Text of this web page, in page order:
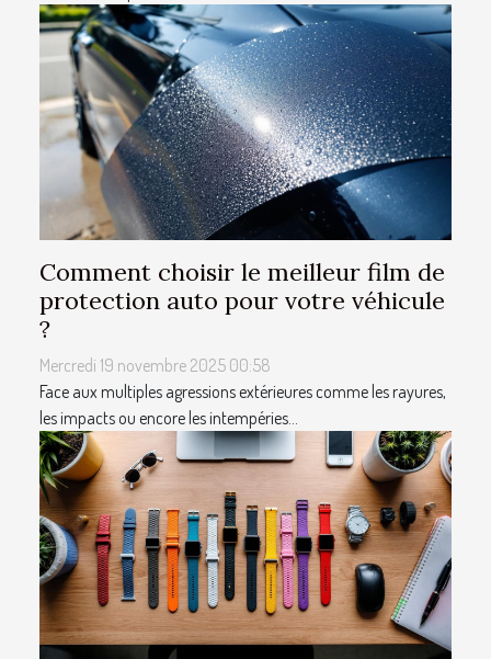
Comment choisir le meilleur film de
protection auto pour votre véhicule
?
Mercredi 19 novembre 2025 00:58
Face aux multiples agressions extérieures comme les rayures,
les impacts ou encore les intempéries...